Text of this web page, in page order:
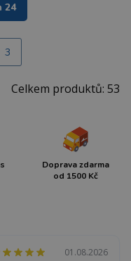
24
3
Celkem produktů: 53
Doprava zdarma
od 1500 Kč
01.08.2026